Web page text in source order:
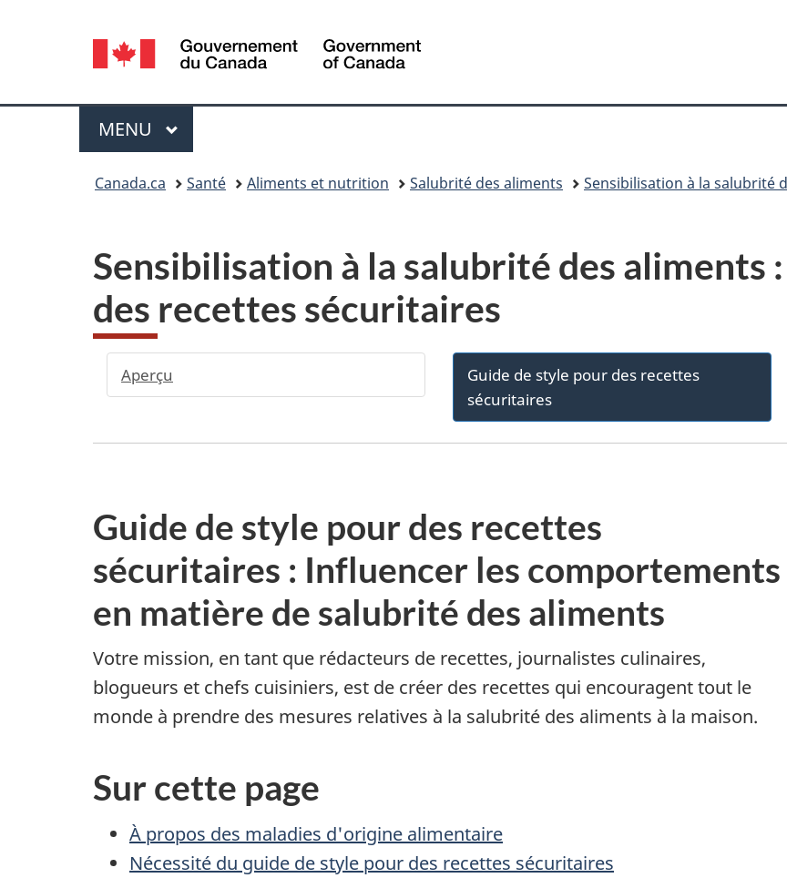
sujet
HTML
Sélection
de
la
langue
Canada
Menu
MENU PRINCIPAL
Canada.ca Santé Aliments et nutrition Salubrité des aliments Sensibilisation à la salubrité
Sensibilisation à la salubrité des aliments
des recettes sécuritaires
Aperçu
Guide de style pour des recettes
sécuritaires
Guide de style pour des recettes
sécuritaires : Influencer les comportements
en matière de salubrité des aliments
Votre mission, en tant que rédacteurs de recettes, journalistes culinaires,
blogueurs et chefs cuisiniers, est de créer des recettes qui encouragent tout le
monde à prendre des mesures relatives à la salubrité des aliments à la maison.
Sur cette page
À propos des maladies d'origine alimentaire
Nécessité du guide de style pour des recettes sécuritaires